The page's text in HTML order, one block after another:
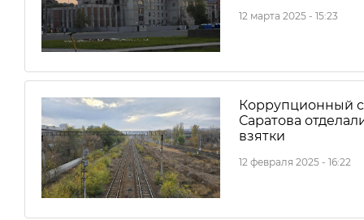
12 марта 2025 - 15:23
Коррупционный
Саратова
взятки
12 февраля 2025 - 16:22